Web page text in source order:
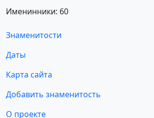
Именинники: 60
Знаменитости
Даты
Карта сайта
Добавить знаменитость
О проекте